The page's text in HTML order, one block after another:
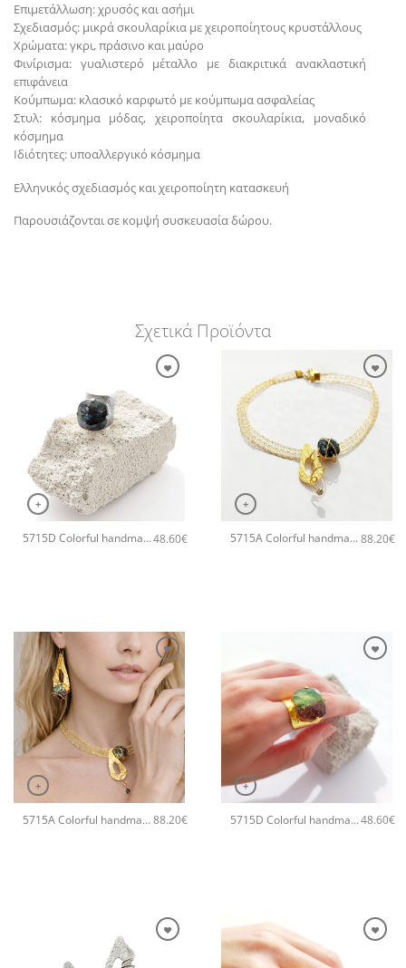
Επιμετάλλωση: χρυσός και ασήμι
Σχεδιασμός: μικρά σκουλαρίκια με χειροποίητους κρυστάλλους
Χρώματα: γκρι, πράσινο και μαύρο
Φινίρισμα: γυαλιστερό μέταλλο με διακριτικά ανακλαστική
επιφάνεια
Κούμπωμα: κλασικό καρφωτό με κούμπωμα ασφαλείας
Στυλ: κόσμημα μόδας, χειροποίητα σκουλαρίκια, μοναδικό
κόσμημα
Ιδιότητες: υποαλλεργικό κόσμημα
Ελληνικός σχεδιασμός και χειροποίητη κατασκευή
Παρουσιάζονται σε κομψή συσκευασία δώρου.
Σχετικά Προϊόντα
+
5715D Colorful handmade crystal χειροποίητο δαχτυλιδι Catherine bijoux Γκρι48.60€
+
5715A Colorful handmade crystal χειροποίητο κολιέ Catherine bijoux Μαύρο88.20€
+
5715A Colorful handmade crystal χειροποίητο κολιέ Catherine bijoux Γκρι88.20€
+
5715D Colorful handmade crystal χειροποίητο δαχτυλιδι Catherine bijoux Πράσινο48.60€